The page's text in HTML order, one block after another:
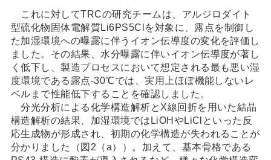
これに対してTRCの研究チームは、アルジロダイト
型硫化物固体電解質Li6PS5Clを対象に、露点を制御し
た加湿環境への曝露に伴うイオン伝導度の変化を評価し
ました。その結果、水分曝露に伴いイオン伝導度が著し
く低下し、製造プロセスにおいて想定される最も悪い湿
度環境である露点-30℃では、実用上ほぼ機能しないレ
ベルまで性能低下することを確認しました。
分光分析による化学構造解析とX線回折を用いた結晶
構造解析の結果、加湿環境ではLiOHやLiClといった反
応生成物が形成され、初期の化学構造が失われることが
分かりました（図2（a））。加えて、基本骨格である